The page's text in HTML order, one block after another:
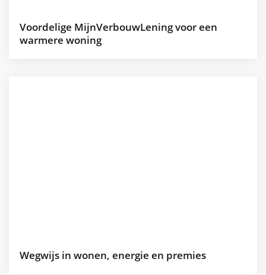
Voordelige MijnVerbouwLening voor een
warmere woning
Wegwijs in wonen, energie en premies